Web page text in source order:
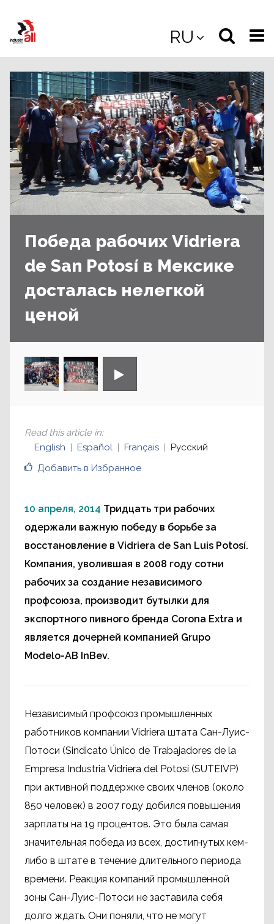
main
RU
Select
the
site
Победа рабочих Vidriera
de San Potosí в Мексике
досталась нелегкой
ценой
Добавить в Избранное
Read this article in:
English
Español Français Русский
10 апреля, 2014 Тридцать три рабочих
одержали важную победу в борьбе за
восстановление в Vidriera de San Luis Potosí.
Компания, уволившая в 2008 году сотни
рабочих за создание независимого
профсоюза, производит бутылки для
экспортного пивного бренда Corona Extra и
является дочерней компанией Grupo
Modelo-AB InBev.
Независимый профсоюз промышленных
работников компании Vidriera штата Сан-Луис-
Потоси (Sindicato Único de Trabajadores de la
Empresa Industria Vidriera del Potosí (SUTEIVP)
при активной поддержке своих членов (около
850 человек) в 2007 году добился повышения
зарплаты на 19 процентов. Это была самая
значительная победа из всех, достигнутых кем-
либо в штате в течение длительного периода
времени. Реакция компаний промышленной
зоны Сан-Луис-Потоси не заставила себя
долго ждать. Они поняли, что не могут